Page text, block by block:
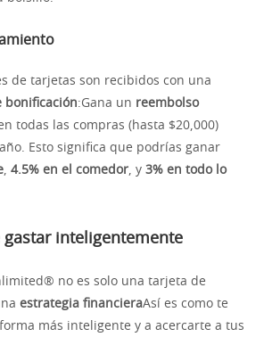
de tarjetas son recibidos con una
bonificación:Gana un reembolso
todas las compras (hasta $20,000)
Esto significa que podrías ganar
, 4.5% en el comedor, y 3% en todo lo
gastar inteligentemente
no es solo una tarjeta de
estrategia financieraAsí es como te
más inteligente y a acercarte a tus